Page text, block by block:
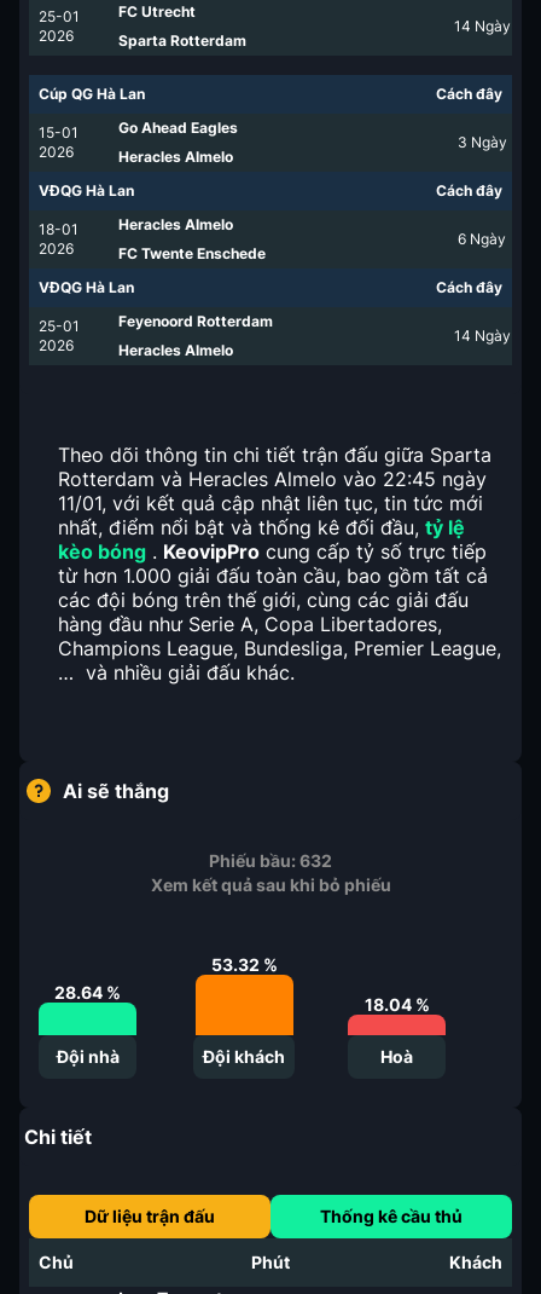
25-01
2026
FC Utrecht
Sparta Rotterdam
14 Ngày
Cúp QG Hà Lan Cách đây
15-01
2026
Go Ahead Eagles
Heracles Almelo
3 Ngày
VĐQG Hà Lan Cách đây
18-01
2026
Heracles Almelo
FC Twente Enschede
6 Ngày
VĐQG Hà Lan Cách đây
25-01
2026
Feyenoord Rotterdam
Heracles Almelo
14 Ngày
Theo dõi thông tin chi tiết trận đấu giữa Sparta
Rotterdam và Heracles Almelo vào 22:45 ngày
11/01, với kết quả cập nhật liên tục, tin tức mới
nhất, điểm nổi bật và thống kê đối đầu, tỷ lệ
kèo bóng . KeovipPro cung cấp tỷ số trực tiếp
từ hơn 1.000 giải đấu toàn cầu, bao gồm tất cả
các đội bóng trên thế giới, cùng các giải đấu
hàng đầu như Serie A, Copa Libertadores,
Champions League, Bundesliga, Premier League,
… và nhiều giải đấu khác.
Ai sẽ thắng
Phiếu bầu:632
Xem kết quả sau khi bỏ phiếu
28.64 %
Đội nhà
53.32 %
Đội khách
18.04%
Hoà
Chi tiết
Dữ liệu trận đấu Thống kê cầu thủ
Chủ Phút
Khách